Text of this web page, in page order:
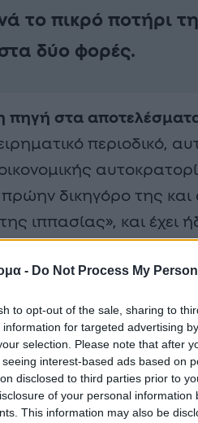
- Do Not Process My
to opt-out of the sale, sharing to
information for targeted advertising
selection. Please note that after
interest-based ads based on
disclosed to third parties prior to
of your personal information
This information may also be
το πικρό ποτήρι
δύο φορές.
στα
περιοδικό,
δικηγόρο της και
ιππασίας», και έχει